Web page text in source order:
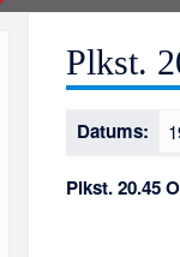
Plkst.
Datums:
Plkst. 20.45